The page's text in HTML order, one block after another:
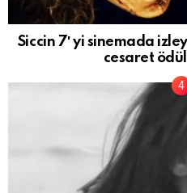
Siccin 7′ yi sinemada
cesaret